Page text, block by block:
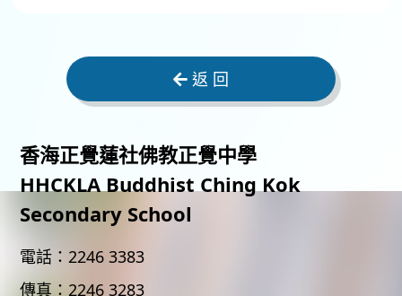
返 回
香海正覺蓮社佛教正覺中學
HHCKLA Buddhist Ching Kok
Secondary School
電話： 2246 3383
傳真： 2246 3283